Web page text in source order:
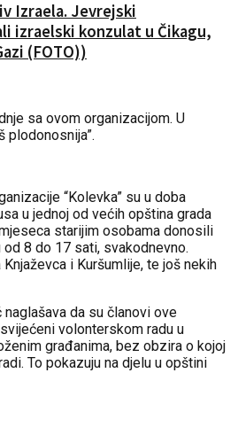
Izraela. Jevrejski
izraelski konzulat u Čikagu,
(FOTO))
sa ovom organizacijom. U
plodonosnija”.
“Kolevka” su u doba
u jednoj od većih opština grada
starijim osobama donosili
8 do 17 sati, svakodnevno.
i Kuršumlije, te još nekih
da su članovi ove
volonterskom radu u
građanima, bez obzira o kojoj
To pokazuju na djelu u opštini